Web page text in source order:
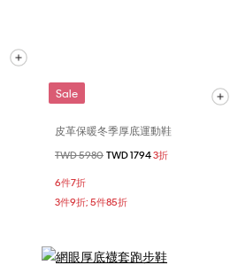
Sale
皮革保暖冬季厚底運動鞋
價格扣減從
TWD 5980 至
TWD 17943折
6件7折
3件9折; 5件85折